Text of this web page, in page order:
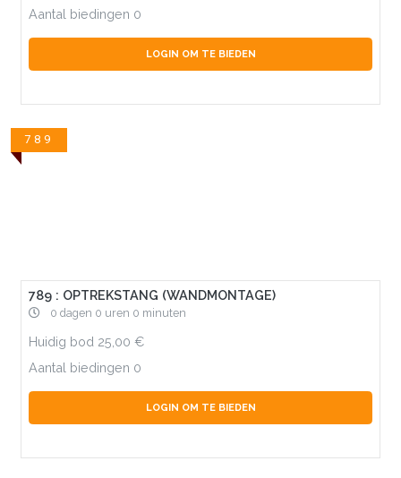
Aantal biedingen 0
LOGIN OM TE BIEDEN
789
789 : OPTREKSTANG (WANDMONTAGE)
0 dagen 0 uren 0 minuten
Huidig bod 25,00
Aantal biedingen 0
LOGIN OM TE BIEDEN